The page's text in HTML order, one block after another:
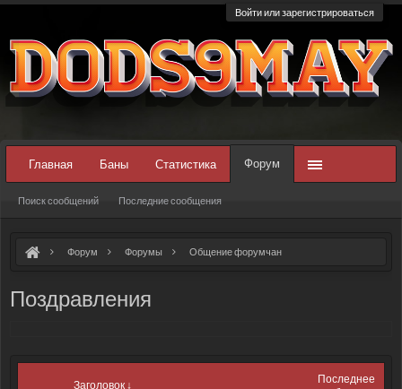
Войти или зарегистрироваться
Форум Форумы Общение форумчан
Поздравления
Заголовок ↓
Последнее
Главная Баны Статистика Форум
Поиск сообщений Последние сообщения